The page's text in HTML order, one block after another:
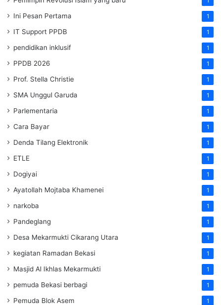
Ini Pesan Pertama 1
IT Support PPDB 1
pendidikan inklusif 1
PPDB 2026 1
Prof. Stella Christie 1
SMA Unggul Garuda 1
Parlementaria 1
Cara Bayar 1
Denda Tilang Elektronik 1
ETLE 1
Dogiyai 1
Ayatollah Mojtaba Khamenei 1
narkoba 1
Pandeglang 1
Desa Mekarmukti Cikarang Utara 1
kegiatan Ramadan Bekasi 1
Masjid Al Ikhlas Mekarmukti 1
pemuda Bekasi berbagi 1
Pemuda Blok Asem 1